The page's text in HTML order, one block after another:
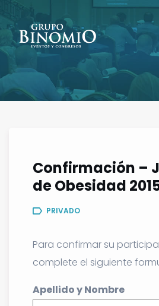
Confirmación –
de Obesidad
PRIVADO
Para confirmar su
complete el siguiente
Apellido y Nombre